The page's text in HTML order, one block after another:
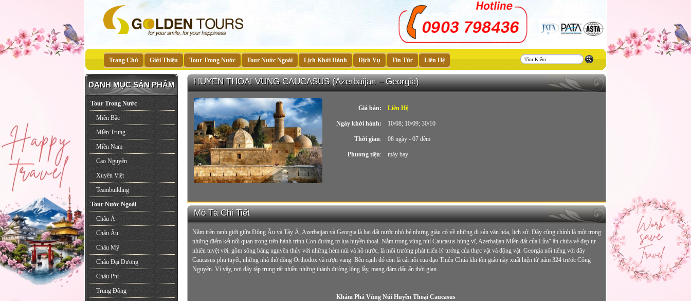
Trang Chủ Giới Thiệu Tour Trong Nước Tour Nước Ngoài Lịch Khởi Hành Dịch Vụ Tin Tức Liên Hệ
Thiết
kế
website
DANH MỤC SẢN PHẨM
Tour Trong Nước
Miền Bắc
Miền Trung
Miền Nam
Cao Nguyên
Xuyên Việt
Teambuilding
Tour Nước Ngoài
Châu Á
Châu Âu
Châu Mỹ
Châu Đại Dương
Châu Phi
Trung Đông
HUYỀN THOẠI VÙNG CAUCASUS (Azerbaijan – Georgia)
Giá bán: Liên Hệ
Ngày khởi hành: 10/08; 10/09; 30/10
Thời gian: 08 ngày - 07 đêm
Phương tiện: máy bay
Mô Tả Chi Tiết
Nằm trên ranh giới giữa Đông Âu và Tây Á, Azerbaijan và Georgia là hai đất nước nhỏ bé nhưng giàu có về những di sản văn hóa, lịch sử. Đây cũng chính là một trong
những điểm kết nối quan trọng trên hành trình Con đường tơ lụa huyền thoại. Nằm trong vùng núi Caucasus hùng vĩ, Azerbaijan Miền đất của Lửa" ẩn chứa vẻ đẹp tự
nhiên tuyệt vời, gồm sông băng nguyên thủy với những hẻm núi và hồ nước, là môi trường phát triển lý tưởng của thực vật và động vật. Georgia nổi tiếng với dãy
Caucasus phủ tuyết, những nhà thờ dòng Orthodox và rượu vang. Bên cạnh đó còn là cái nôi của đạo Thiên Chúa khi tôn giáo này xuất hiện từ năm 324 trước Công
Nguyên. Vì vậy, nơi đây tập trung rất nhiều những thánh đường lộng lẫy, mang đậm dấu ấn thời gian.
Khám Phá Vùng Núi Huyền Thoại Caucasus